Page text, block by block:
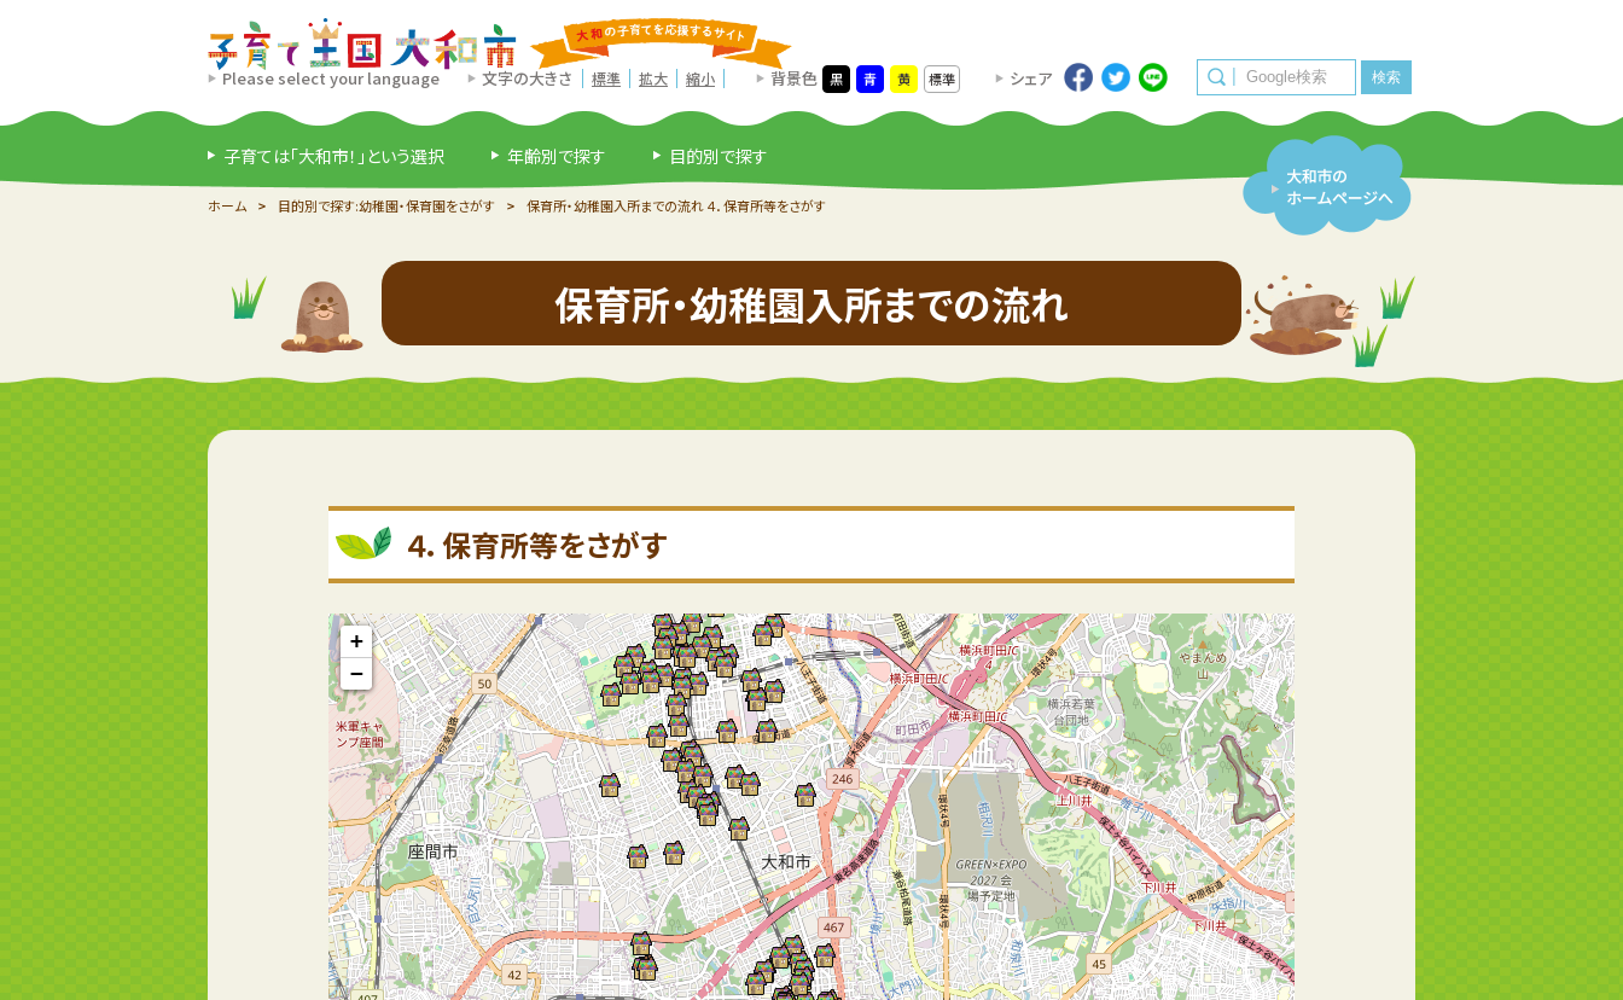
Please select your language 文字の大きさ 標準 拡大 縮小 背景色 黒 青 黄 標準 シェア
子育ては「大和市！」という選択 年齢別で探す 目的別で探す
ホーム 目的別で探す:幼稚園・保育園をさがす 保育所・幼稚園入所までの流れ ４．保育所等をさがす
保育所・幼稚園入所までの流れ
４．保育所等をさがす
+
−